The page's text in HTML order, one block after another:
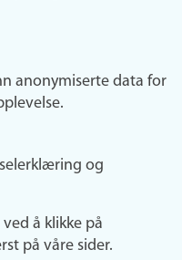
anonymiserte data for
og
å klikke på
på våre sider.